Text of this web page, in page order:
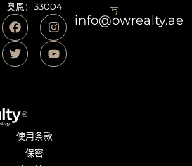
奥恩：33004
写
info@owrealty.ae
使用条款
保密